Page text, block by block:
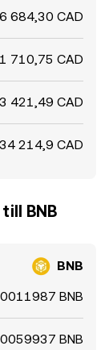
684,30 CAD
710,75 CAD
421,49 CAD
214,9 CAD
BNB
BNB
BNB
BNB